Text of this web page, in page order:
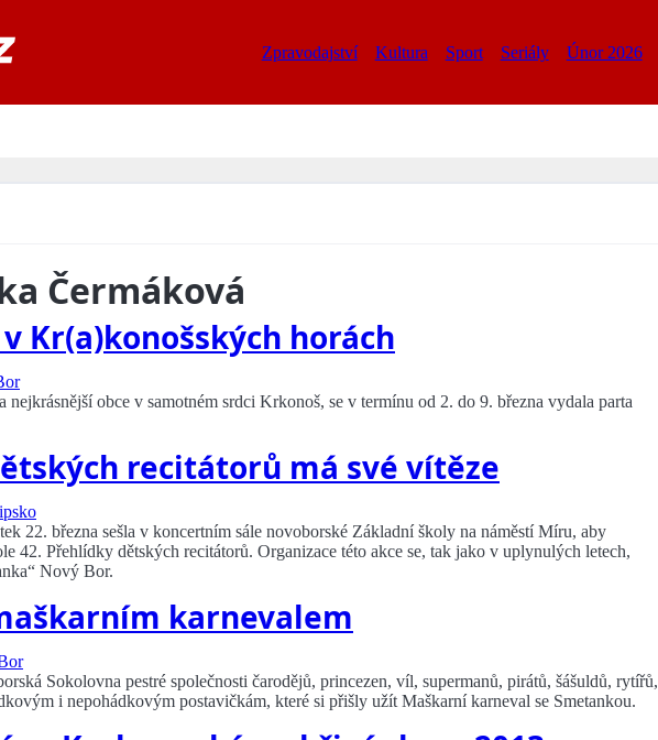
Zpravodajství Kultura Sport Seriály Únor 2026
Čermáková
Kr(a)konošských horách
nejkrásnější obce v samotném srdci Krkonoš, se v termínu od 2. do 9. března vydala parta
recitátorů má své vítěze
22. března sešla v koncertním sále novoborské Základní školy na náměstí Míru, aby
42. Přehlídky dětských recitátorů. Organizace této akce se, tak jako v uplynulých letech,
Nový Bor.
karnevalem
Sokolovna pestré společnosti čarodějů, princezen, víl, supermanů, pirátů, šášuldů, rytířů,
i nepohádkovým postavičkám, které si přišly užít Maškarní karneval se Smetankou.